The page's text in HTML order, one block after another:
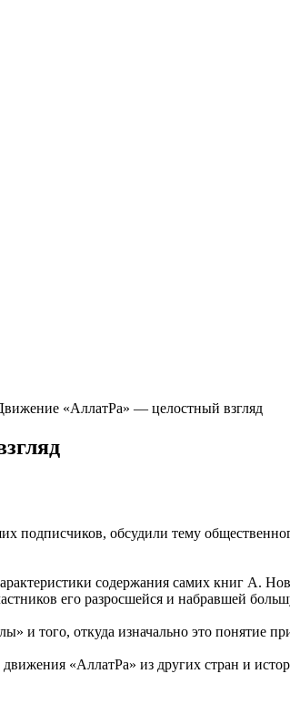
«АллатРа» — целостный взгляд
подписчиков, обсудили тему
содержания самих книг А.
его разросшейся и набравшей
того, откуда изначально это понятие
«АллатРа» из других стран и